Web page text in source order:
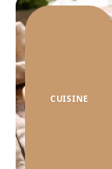
CUISINE